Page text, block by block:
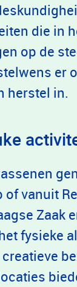
die in
op de
er
herstel in.
vanuit
Zaak
fysieke